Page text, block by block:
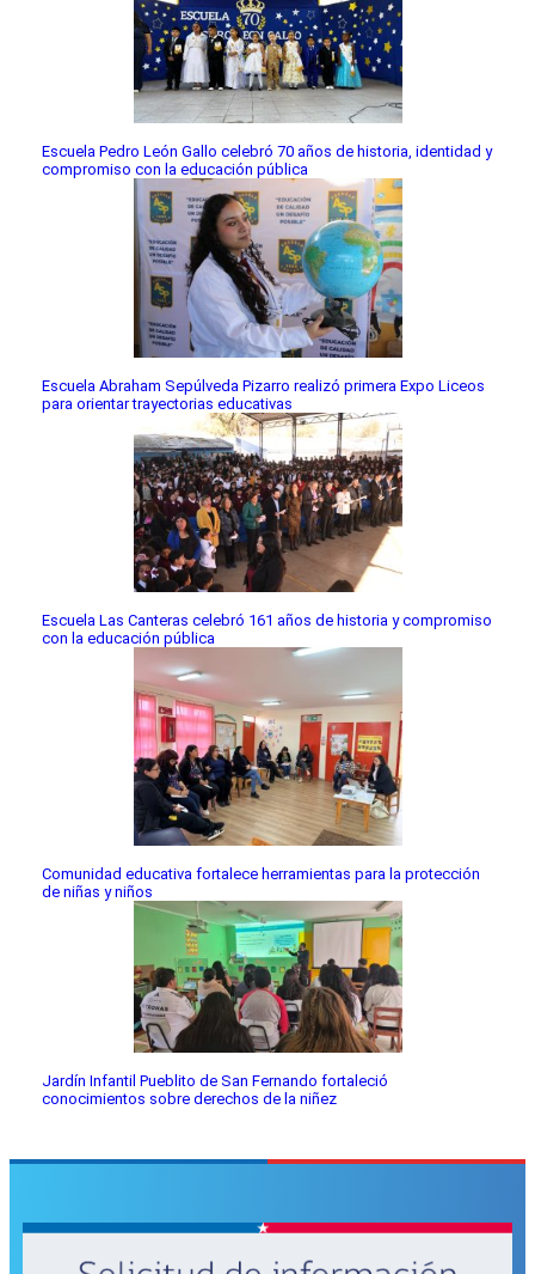
Escuela Pedro León Gallo celebró 70 años de historia, identidad y
compromiso con la educación pública
Escuela Abraham Sepúlveda Pizarro realizó primera Expo Liceos
para orientar trayectorias educativas
Escuela Las Canteras celebró 161 años de historia y compromiso
con la educación pública
Comunidad educativa fortalece herramientas para la protección
de niñas y niños
Jardín Infantil Pueblito de San Fernando fortaleció
conocimientos sobre derechos de la niñez